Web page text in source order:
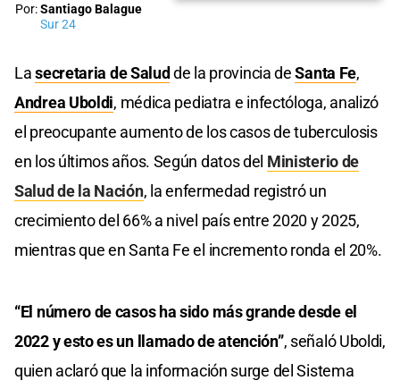
Por:Santiago Balague
Sur 24
Lasecretaria de Saludde la provincia deSanta Fe,
Andrea Uboldi, médica pediatra e infectóloga, analizó
el preocupante aumento de los casos de tuberculosis
en los últimos años. Según datos del Ministerio de
Salud de la Nación, la enfermedad registró un
crecimiento del 66% a nivel país entre 2020 y 2025,
mientras que en Santa Fe el incremento ronda el 20%.
“El número de casos ha sido más grande desde el
2022 y esto es un llamado de atención”, señaló Uboldi,
quien aclaró que la información surge del Sistema